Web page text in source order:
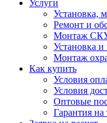
Услуги
Установка,
Ремонт и
Монтаж
Установка
Монтаж
Как купить
Условия
Условия
Оптовые
Гарантия на